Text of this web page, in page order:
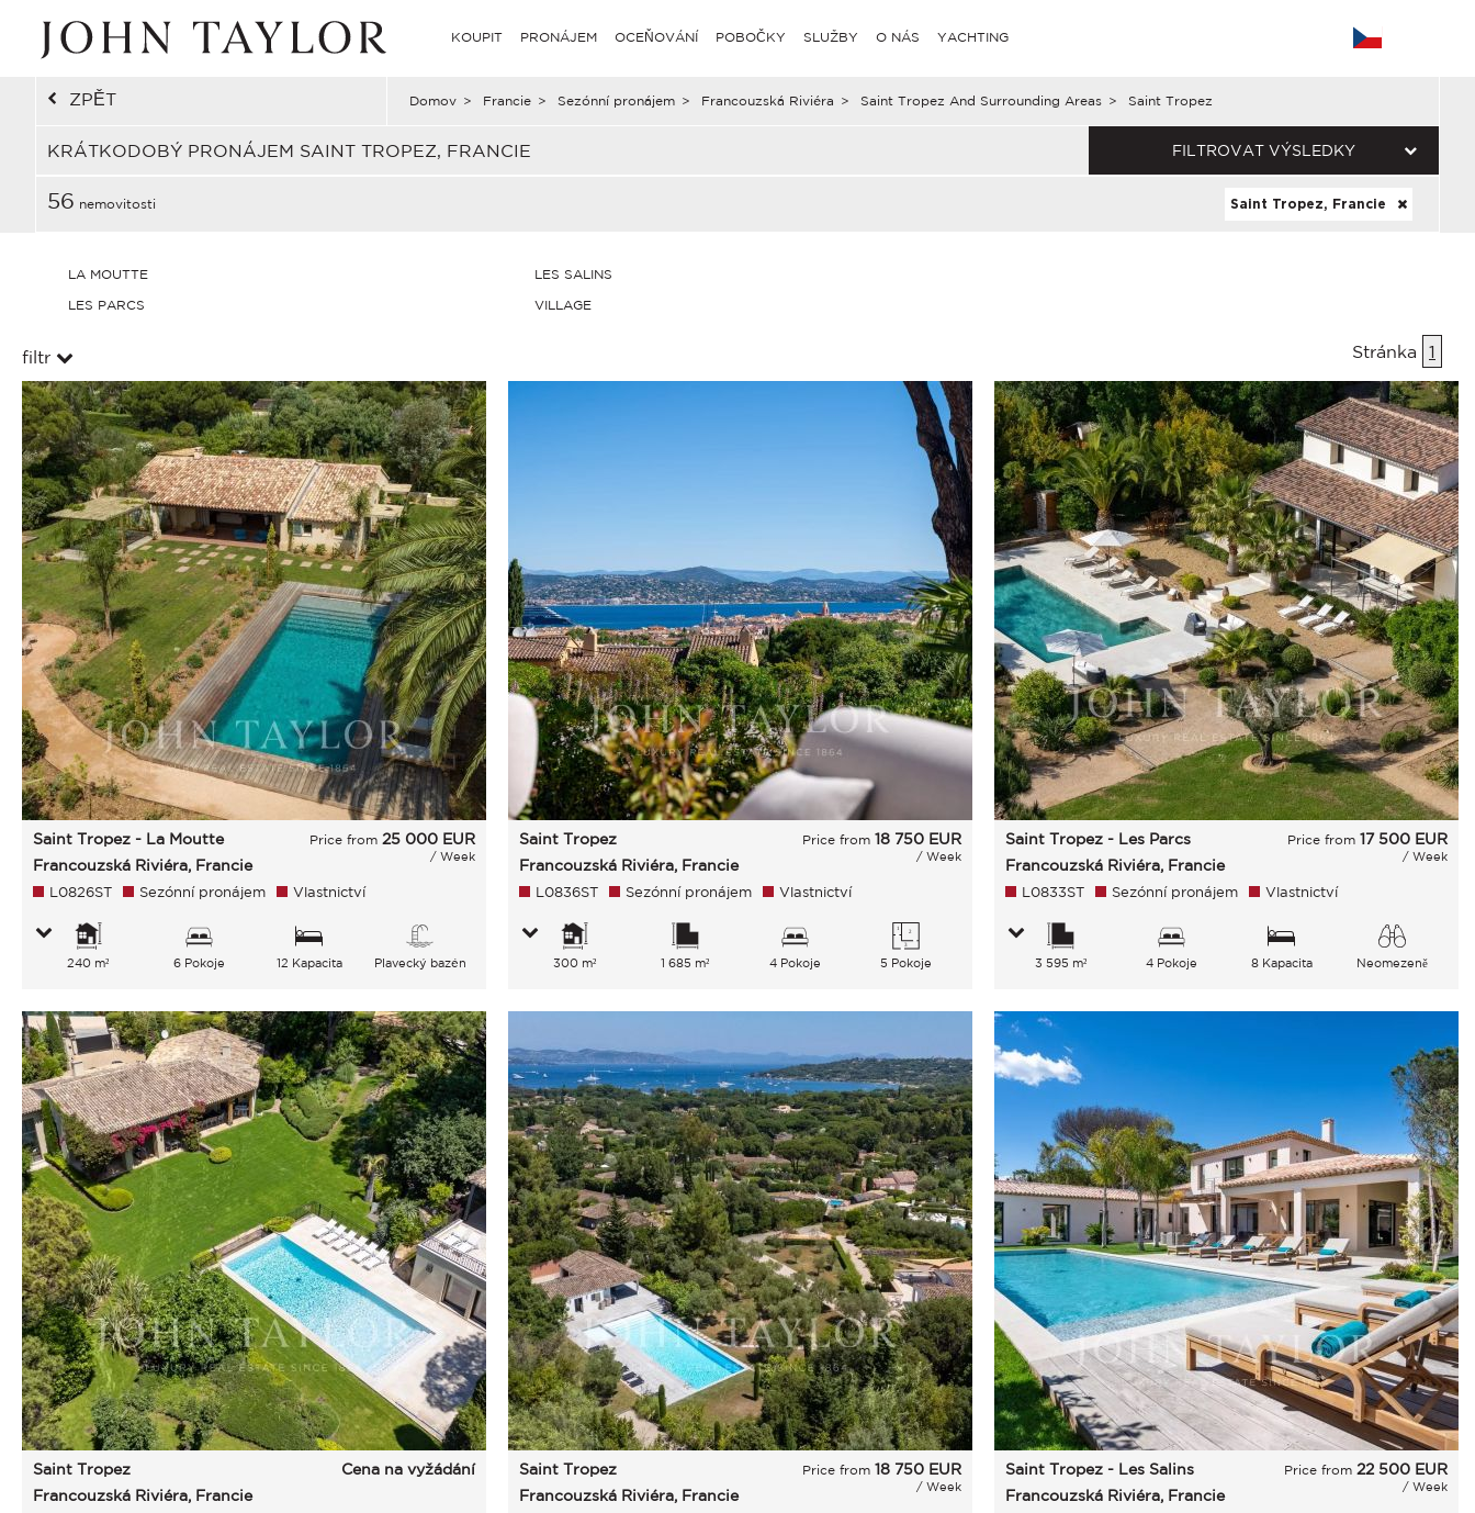
KOUPIT PRONÁJEM OCEŇOVÁNÍ POBOČKY SLUŽBY O NÁS YACHTING
ZPĚT Domov > Francie > Sezónní pronájem > Francouzská Riviéra > Saint Tropez And Surrounding Areas > Saint Tropez
KRÁTKODOBÝ PRONÁJEM SAINT TROPEZ, FRANCIE FILTROVAT VÝSLEDKY
56 nemovitosti Saint Tropez, Francie
LA MOUTTE
LES PARCS
LES SALINS
VILLAGE
filtr Stránka 1
Saint Tropez - La Moutte
Francouzská Riviéra, Francie
Price from 25 000 EUR
/ Week
L0826ST Sezónní pronájem Vlastnictví
240 m² 6 Pokoje 12 Kapacita Plavecký bazén
Saint Tropez
Francouzská Riviéra, Francie
Price from 18 750 EUR
/ Week
L0836ST Sezónní pronájem Vlastnictví
300 m² 1 685 m² 4 Pokoje 5 Pokoje
Saint Tropez - Les Parcs
Francouzská Riviéra, Francie
Price from 17 500 EUR
/ Week
L0833ST Sezónní pronájem Vlastnictví
3 595 m² 4 Pokoje 8 Kapacita
Neomezeně
Saint Tropez
Francouzská Riviéra, Francie
Cena na vyžádání
Saint Tropez
Francouzská Riviéra, Francie
Price from 18 750 EUR
/ Week
Saint Tropez - Les Salins
Francouzská Riviéra, Francie
Price from 22 500 EUR
/ Week